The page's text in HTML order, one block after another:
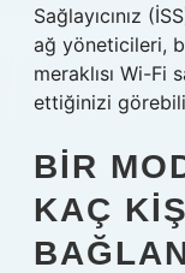
Sağlayıcınız
ağ yöneticileri,
meraklısı Wi-
ettiğinizi
BIR
KAÇ